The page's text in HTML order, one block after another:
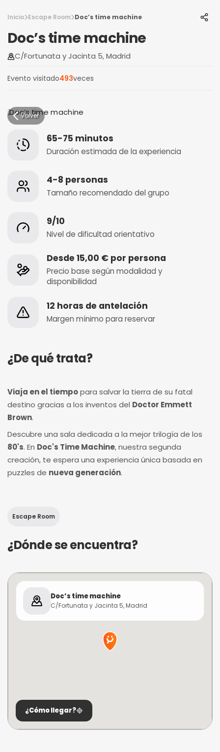
Inicio Escape Room Doc’s time machine
Doc’s time machine
C/Fortunata y Jacinta 5, Madrid
Evento visitado493veces
Volver
65-75 minutos
Duración estimada de la experiencia
4-8 personas
Tamaño recomendado del grupo
9/10
Nivel de dificultad orientativo
Desde 15,00 € por persona
Precio base según modalidad y
disponibilidad
12 horas de antelación
Margen mínimo para reservar
¿De qué trata?
Viaja en el tiempopara salvar la tierra de su fatal
destino gracias a los inventos del Doctor Emmett
Brown.
Descubre una sala dedicada a la mejor trilogía de los
80's. En Doc's Time Machine, nuestra segunda
creación, te espera una experiencia única basada en
puzzles de nueva generación.
Escape Room
¿Dónde se encuentra?
Doc’s time machine
C/Fortunata y Jacinta 5, Madrid
¿Cómo llegar?